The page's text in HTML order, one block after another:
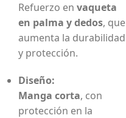
Refuerzo en vaqueta
en palma y dedos, que
aumenta la durabilidad
y protección.
Diseño:
Manga corta, con
protección en la